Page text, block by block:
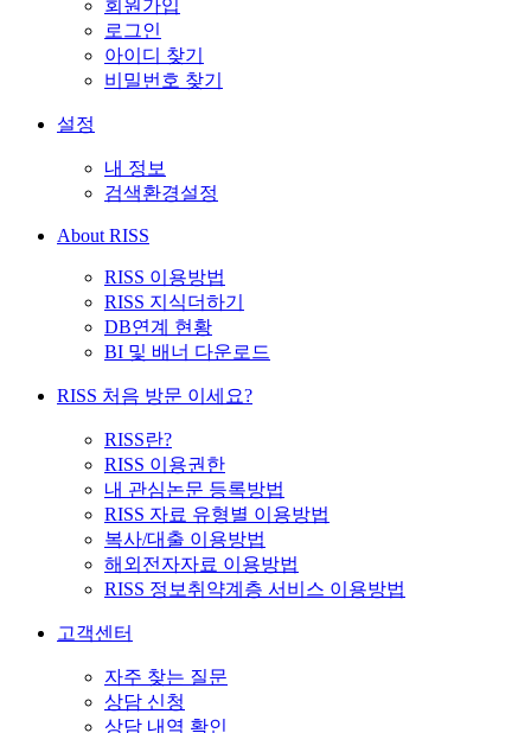
회원가입
로그인
아이디 찾기
비밀번호 찾기
설정
내 정보
검색환경설정
About RISS
RISS 이용방법
RISS 지식더하기
DB연계 현황
BI 및 배너 다운로드
RISS 처음 방문 이세요?
RISS란?
RISS 이용권한
내 관심논문 등록방법
RISS 자료 유형별 이용방법
복사/대출 이용방법
해외전자자료 이용방법
RISS 정보취약계층 서비스 이용방법
고객센터
자주 찾는 질문
상담 신청
상담 내역 확인